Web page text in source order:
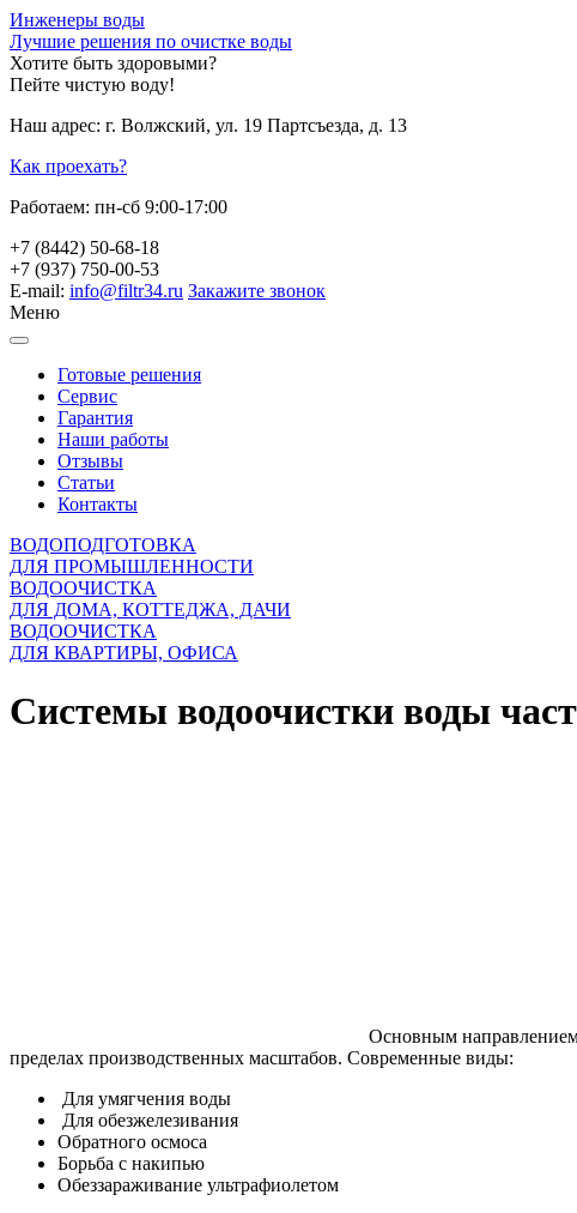
Инженеры воды
Лучшие решения по очистке воды
Хотите быть здоровыми?
Пейте чистую воду!
Наш адрес: г. Волжский, ул. 19 Партсъезда, д. 13
Как проехать?
Работаем: пн-сб 9:00-17:00
+7 (8442) 50-68-18
+7 (937) 750-00-53
E-mail: info@filtr34.ru Закажите звонок
Меню
Готовые решения
Сервис
Гарантия
Наши работы
Отзывы
Статьи
Контакты
ВОДОПОДГОТОВКА
ДЛЯ ПРОМЫШЛЕННОСТИ
ВОДООЧИСТКА
ДЛЯ ДОМА, КОТТЕДЖА, ДАЧИ
ВОДООЧИСТКА
ДЛЯ КВАРТИРЫ, ОФИСА
Системы водоочистки воды
Основным направлением
пределах производственных масштабов. Современные виды:
Для умягчения воды
Для обезжелезивания
Обратного осмоса
Борьба с накипью
Обеззараживание ультрафиолетом